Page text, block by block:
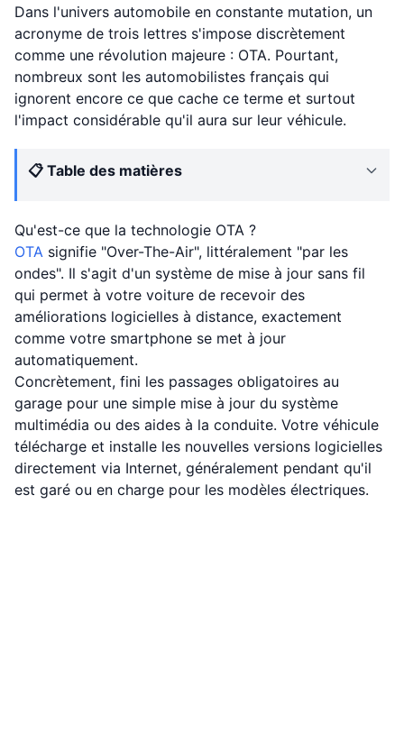
Dans l'univers automobile en constante mutation, un
acronyme de trois lettres s'impose discrètement
comme une révolution majeure : OTA. Pourtant,
nombreux sont les automobilistes français qui
ignorent encore ce que cache ce terme et surtout
l'impact considérable qu'il aura sur leur véhicule.
📋 Table des matières
Qu'est-ce que la technologie OTA ?
OTA signifie "Over-The-Air", littéralement "par les
ondes". Il s'agit d'un système de mise à jour sans fil
qui permet à votre voiture de recevoir des
améliorations logicielles à distance, exactement
comme votre smartphone se met à jour
automatiquement.
Concrètement, fini les passages obligatoires au
garage pour une simple mise à jour du système
multimédia ou des aides à la conduite. Votre véhicule
télécharge et installe les nouvelles versions logicielles
directement via Internet, généralement pendant qu'il
est garé ou en charge pour les modèles électriques.